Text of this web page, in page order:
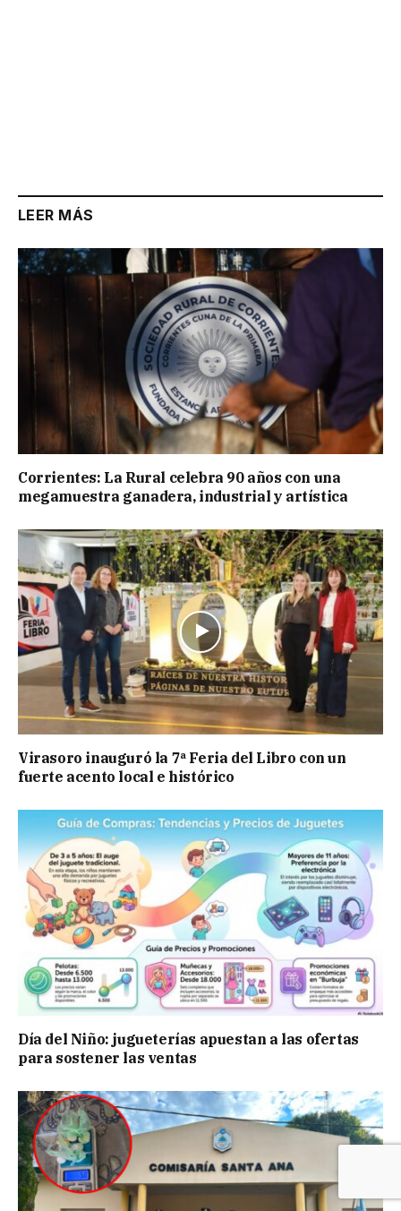
LEER MÁS
Corrientes: La Rural celebra 90 años con una
megamuestra ganadera, industrial y artística
Virasoro inauguró la 7ª Feria del Libro con un
fuerte acento local e histórico
Día del Niño: jugueterías apuestan a las ofertas
para sostener las ventas